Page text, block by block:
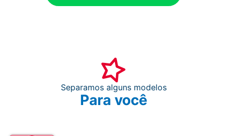
Separamos alguns modelos
Para você